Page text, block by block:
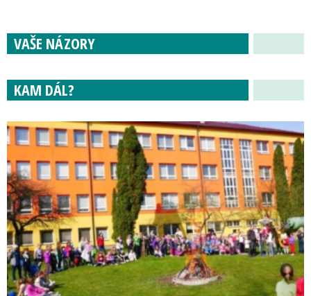
VAŠE NÁZORY
KAM DÁL?